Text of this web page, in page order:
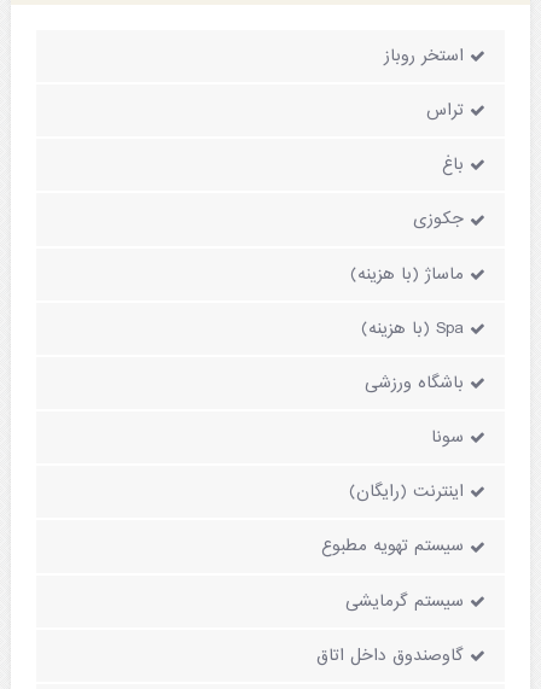
استخر روباز
تراس
باغ
جکوزی
ماساژ (با هزینه)
Spa (با هزینه)
باشگاه ورزشی
سونا
اینترنت (رایگان)
سیستم تهویه مطبوع
سیستم گرمایشی
گاوصندوق داخل اتاق